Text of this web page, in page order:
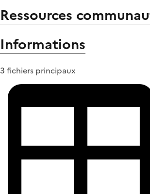
Ressources
Informations
3 fichiers principaux